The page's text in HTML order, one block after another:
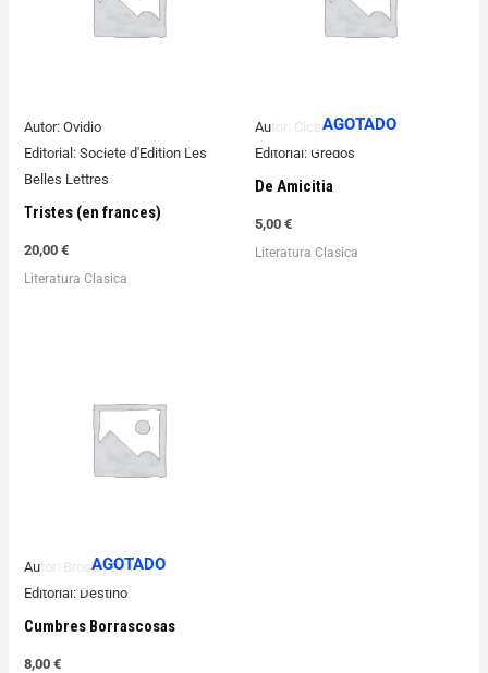
Autor: Ovidio
Editorial: Societe d'Edition Les
Belles Lettres
Tristes (en frances)
20,00€
Literatura Clasica
AGOTADO
Autor: Ciceron
Editorial: Gredos
De Amicitia
5,00 €
Literatura Clasica
AGOTADO
Autor:
Bronte, Emily
Editorial: Destino
Cumbres Borrascosas
8,00€